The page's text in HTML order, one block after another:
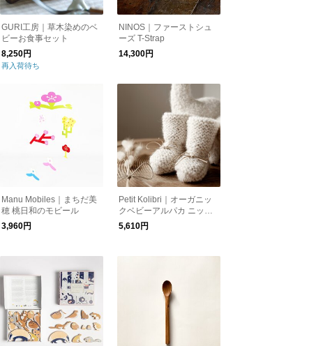
GURI工房｜草木染めのベ
ビーお食事セット
8,250円
再入荷待ち
NINOS｜ファーストシュ
ーズ T-Strap
14,300円
Manu Mobiles｜まちだ美
穂 桃日和のモビール
3,960円
Petit Kolibri｜オーガニッ
クベビーアルパカ ニット
シューズ［メール便］
5,610円